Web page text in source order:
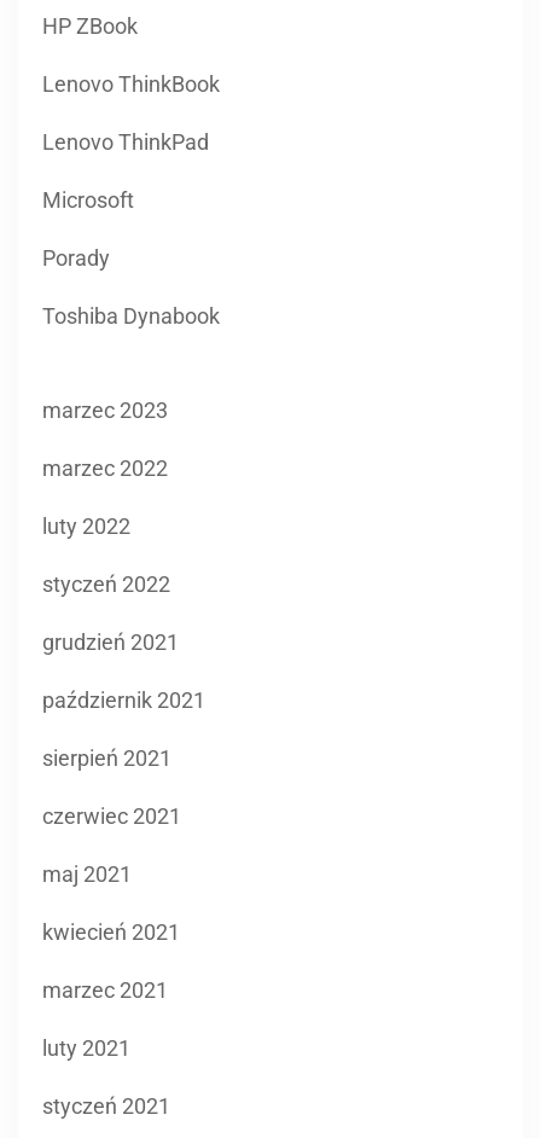
HP ZBook
Lenovo ThinkBook
Lenovo ThinkPad
Microsoft
Porady
Toshiba Dynabook
marzec 2023
marzec 2022
luty 2022
styczeń 2022
grudzień 2021
październik 2021
sierpień 2021
czerwiec 2021
maj 2021
kwiecień 2021
marzec 2021
luty 2021
styczeń 2021